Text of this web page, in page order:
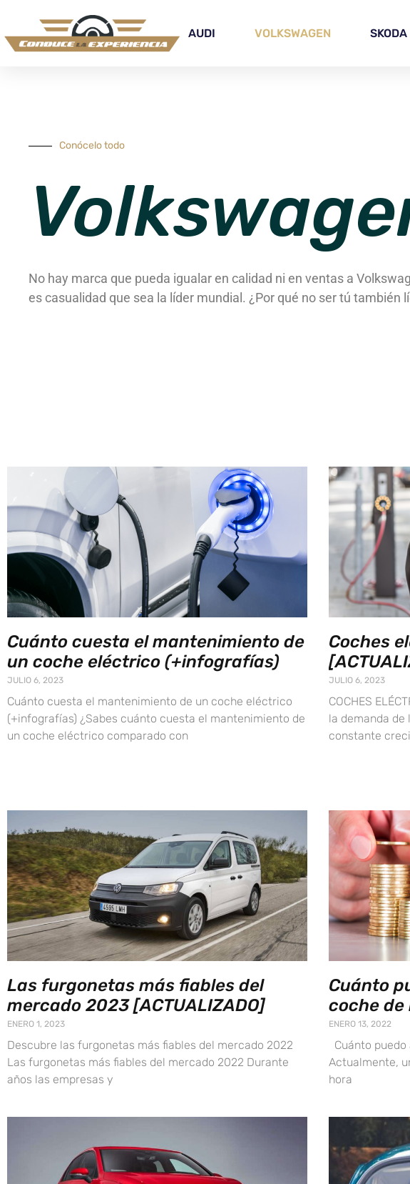
AUDI VOLKSWAGEN SKODA
Conócelo todo
No hay marca que pueda igualar en calidad ni en ventas a
es casualidad que sea la líder mundial. ¿Por qué no ser tú también
Cuánto cuesta el mantenimiento de
un coche eléctrico (+infografías)
JULIO 6, 2023
Cuánto cuesta el mantenimiento de un coche eléctrico
(+infografías) ¿Sabes cuánto cuesta el mantenimiento de
un coche eléctrico comparado con
Coches
JULIO 6, 2023
COCHES
la demanda
constante
Las furgonetas más fiables del
mercado 2023 [ACTUALIZADO]
ENERO 1, 2023
Descubre las furgonetas más fiables del mercado 2022
Las furgonetas más fiables del mercado 2022 Durante
años las empresas y
Cuánto
coche de
ENERO 13, 2022
Cuánto
Actualmente,
hora